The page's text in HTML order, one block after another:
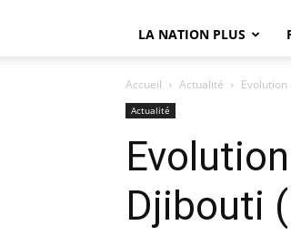
LA NATION PLUS
Accueil Actualité
Actualité
Djibouti